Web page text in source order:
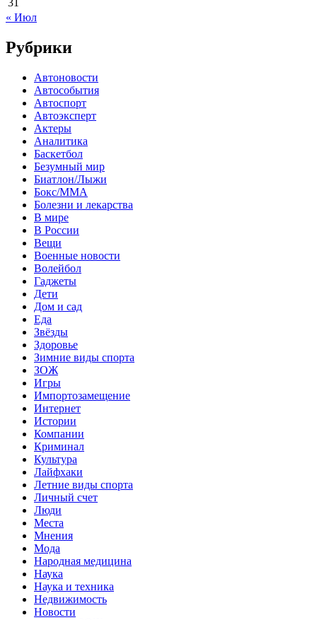
« Июл
Рубрики
Автоновости
Автособытия
Автоспорт
Автоэксперт
Актеры
Аналитика
Баскетбол
Безумный мир
Биатлон/Лыжи
Бокс/MMA
Болезни и лекарства
В мире
В России
Вещи
Военные новости
Волейбол
Гаджеты
Дети
Дом и сад
Еда
Звёзды
Здоровье
Зимние виды спорта
ЗОЖ
Игры
Импортозамещение
Интернет
Истории
Компании
Криминал
Культура
Лайфхаки
Летние виды спорта
Личный счет
Люди
Места
Мнения
Мода
Народная медицина
Наука
Наука и техника
Недвижимость
Новости